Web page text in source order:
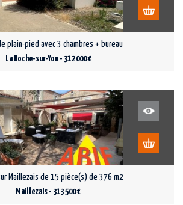
plain-pied avec 3 chambres + bureau
La Roche-sur-Yon - 312 000 €
Maillezais de 15 pièce(s) de 376 m2
Maillezais - 313 500 €